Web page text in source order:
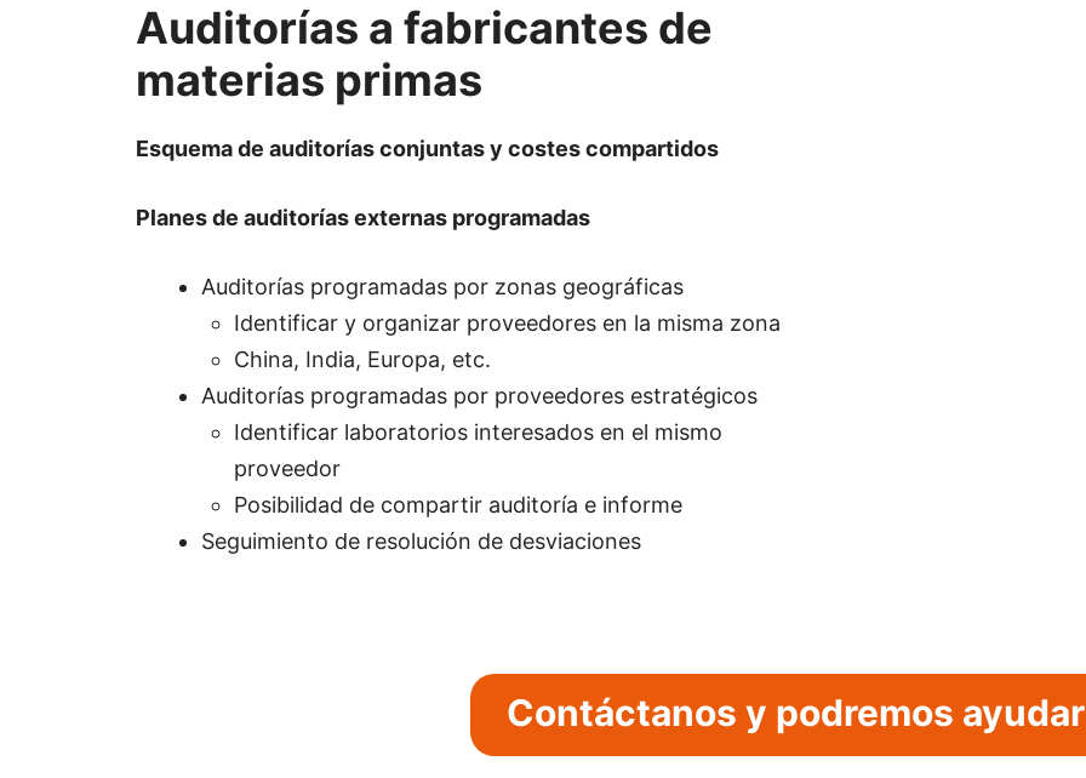
Auditorías a fabricantes de
materias primas
Esquema de auditorías conjuntas y costes compartidos
Planes de auditorías externas programadas
Auditorías programadas por zonas geográficas
Identificar y organizar proveedores en la misma zona
China, India, Europa, etc.
Auditorías programadas por proveedores estratégicos
Identificar laboratorios interesados en el mismo
proveedor
Posibilidad de compartir auditoría e informe
Seguimiento de resolución de desviaciones
Contáctanos y podremos